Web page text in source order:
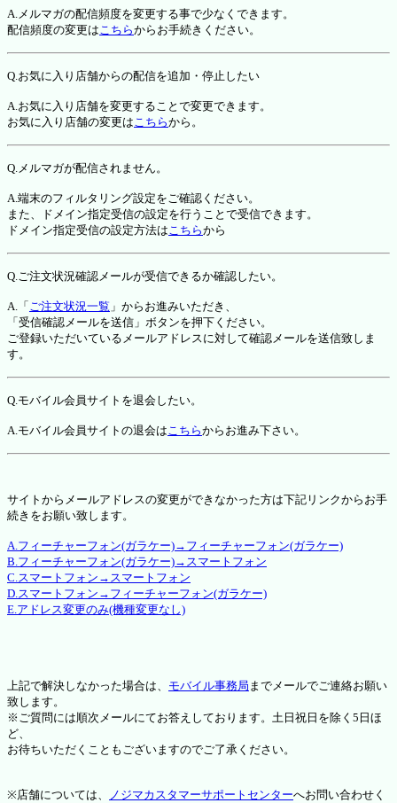
A.メルマガの配信頻度を変更する事で少なくできます。
配信頻度の変更はこちらからお手続きください。
Q.お気に入り店舗からの配信を追加・停止したい
A.お気に入り店舗を変更することで変更できます。
お気に入り店舗の変更はこちらから。
Q.メルマガが配信されません。
A.端末のフィルタリング設定をご確認ください。
また、ドメイン指定受信の設定を行うことで受信できます。
ドメイン指定受信の設定方法はこちらから
Q.ご注文状況確認メールが受信できるか確認したい。
A.「 ご注文状況一覧 」からお進みいただき、
「受信確認メールを送信」ボタンを押下ください。
ご登録いただいているメールアドレスに対して確認メールを送信致しま
す。
Q.モバイル会員サイトを退会したい。
A.モバイル会員サイトの退会はこちらからお進み下さい。
サイトからメールアドレスの変更ができなかった方は下記リンクからお手
続きをお願い致します。
A.フィーチャーフォン(ガラケー)→フィーチャーフォン(ガラケー)
B.フィーチャーフォン(ガラケー)→スマートフォン
C.スマートフォン→スマートフォン
D.スマートフォン→フィーチャーフォン(ガラケー)
E.アドレス変更のみ(機種変更なし)
上記で解決しなかった場合は、 モバイル事務局 までメールでご連絡お願い
致します。
※ご質問には順次メールにてお答えしております。土日祝日を除く5日ほ
ど、
お待ちいただくこともございますのでご了承ください。
※店舗については、 ノジマカスタマーサポートセンターへお問い合わせく